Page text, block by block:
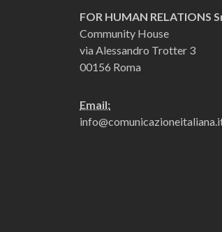
FOR HUMAN RELATIONS
Community House
via Alessandro Trotter 3
00156 Roma
Email: